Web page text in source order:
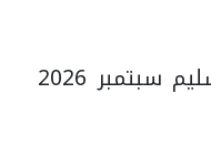
بحلول الساعة 05:40 صباحًا بتوقيت جرينتش، تراجع سعر خام برنت تسليم سبتمبر 2026